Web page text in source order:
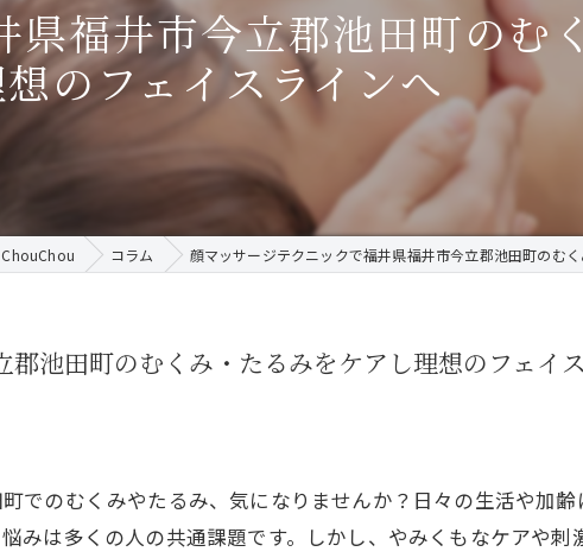
県福井市今立郡池田町のむ
のフェイスラインへ
コラム 顔マッサージテクニックで福井県福井市今立郡池田町のむ
池田町のむくみ・たるみをケアし理想のフェイ
でのむくみやたるみ、気になりませんか？日々の生活や加
は多くの人の共通課題です。しかし、やみくもなケアや刺